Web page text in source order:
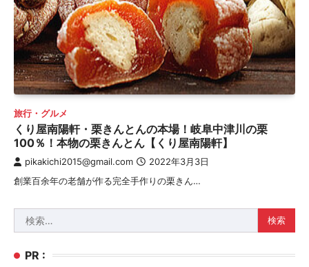
旅行・グルメ
くり屋南陽軒・栗きんとんの本場！岐阜中津川の栗
100％！本物の栗きんとん【くり屋南陽軒】
pikakichi2015@gmail.com 2022年3月3日
創業百余年の老舗が作る完全手作りの栗きん…
索:
PR :